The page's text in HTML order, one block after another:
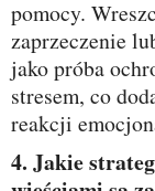
pomocy.
zaprzeczenie
jako próba
stresem, co
reakcji
4. Jakie strategie radzenia sobie z hiobowymi